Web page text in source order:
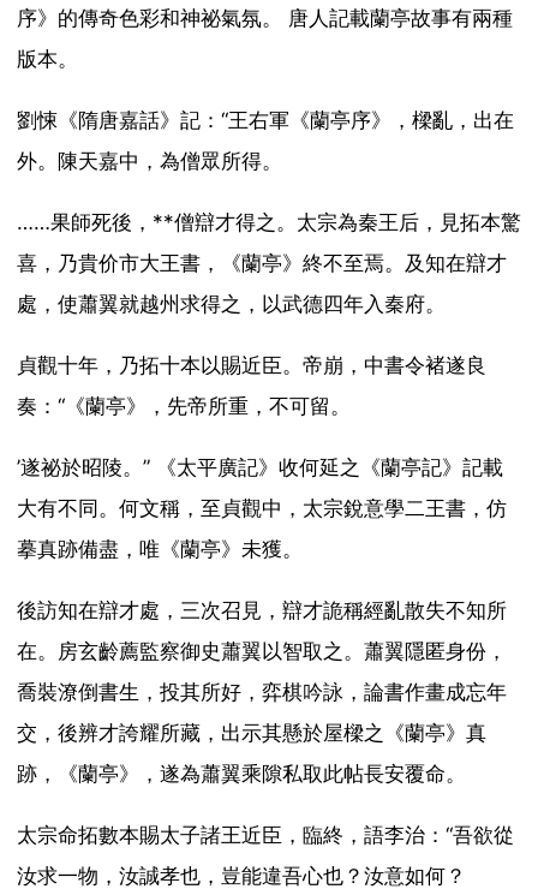
序》的傳奇色彩和神祕氣氛。 唐人記載蘭亭故事有兩種
版本。
劉悚《隋唐嘉話》記：“王右軍《蘭亭序》，樑亂，出在
外。陳天嘉中，為僧眾所得。
……果師死後，**僧辯才得之。太宗為秦王后，見拓本驚
喜，乃貴价市大王書，《蘭亭》終不至焉。及知在辯才
處，使蕭翼就越州求得之，以武德四年入秦府。
貞觀十年，乃拓十本以賜近臣。帝崩，中書令褚遂良
奏：“《蘭亭》，先帝所重，不可留。
’遂祕於昭陵。” 《太平廣記》收何延之《蘭亭記》記載
大有不同。何文稱，至貞觀中，太宗銳意學二王書，仿
摹真跡備盡，唯《蘭亭》未獲。
後訪知在辯才處，三次召見，辯才詭稱經亂散失不知所
在。房玄齡薦監察御史蕭翼以智取之。蕭翼隱匿身份，
喬裝潦倒書生，投其所好，弈棋吟詠，論書作畫成忘年
交，後辨才誇耀所藏，出示其懸於屋樑之《蘭亭》真
跡，《蘭亭》，遂為蕭翼乘隙私取此帖長安覆命。
太宗命拓數本賜太子諸王近臣，臨終，語李治：“吾欲從
汝求一物，汝誠孝也，豈能違吾心也？汝意如何？